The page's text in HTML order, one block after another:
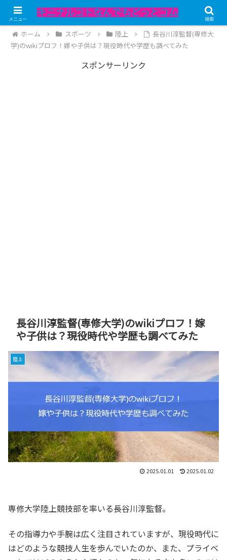
記事内にPRが含まれています。
ホーム スポーツ 陸上
長谷川淳監督(専修大
学)のwikiプロフ！嫁や子供は？現役時代や学歴も調べてみた
スポンサーリンク
長谷川淳監督(専修大学)のwikiプロフ！嫁
や子供は？現役時代や学歴も調べてみた
陸上
2025.01.01 2025.01.02
専修大学陸上競技部を率いる長谷川淳監督。
その指導力や手腕は広く注目されていますが、現役時代に
はどのような競技人生を歩んでいたのか、また、プライベ
メニュー 検索